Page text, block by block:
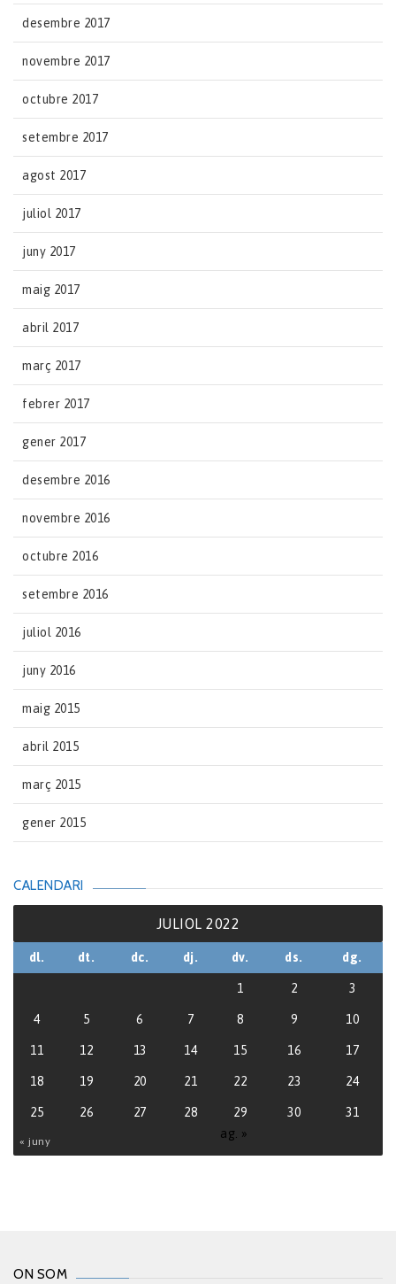
desembre 2017
novembre 2017
octubre 2017
setembre 2017
agost 2017
juliol 2017
juny 2017
maig 2017
abril 2017
març 2017
febrer 2017
gener 2017
desembre 2016
novembre 2016
octubre 2016
setembre 2016
juliol 2016
juny 2016
maig 2015
abril 2015
març 2015
gener 2015
CALENDARI
JULIOL 2022
dl. dt. dc. dj. dv. ds. dg.
« juny
ag. »
1 2 3
4 5 6 7 8 9 10
11 12 13 14 15 16 17
18 19 20 21 22 23 24
25 26 27 28 29 30 31
ON SOM